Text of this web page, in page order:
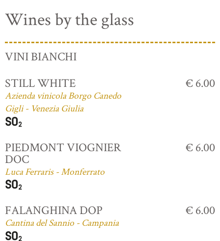
Wines by the glass
VINI BIANCHI
STILL WHITE
Azienda vinicola Borgo Canedo
Gigli - Venezia Giulia
€ 6.00
PIEDMONT VIOGNIER
DOC
Luca Ferraris - Monferrato
€ 6.00
FALANGHINA DOP
Cantina del Sannio - Campania
€ 6.00